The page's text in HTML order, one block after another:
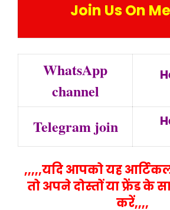
Join Us On
WhatsApp
channel
Telegram join
,,,,,यदि आपको यह
तो अपने दोस्तों या फ्रेंड के
करें,,,,